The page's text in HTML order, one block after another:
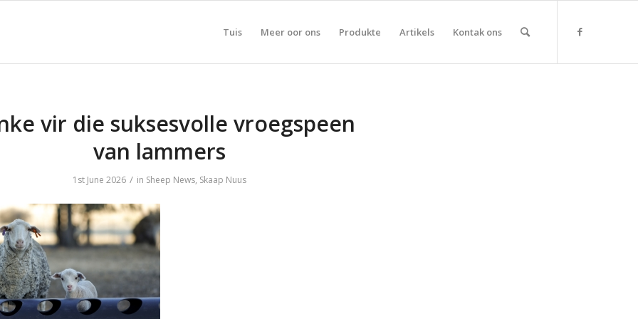
Tuis Meer oor ons Produkte Artikels Kontak ons
vir die suksesvolle vroegspeen
van lammers
1st June 2026 / in Sheep News, Skaap Nuus